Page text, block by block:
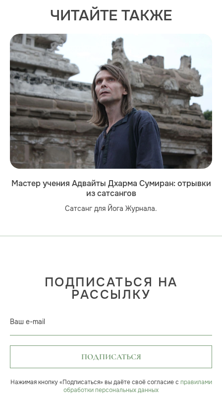
ЧИТАЙТЕ ТАКЖЕ
Мастер учения Адвайты Дхарма Сумиран: отрывки
из сатсангов
Сатсанг для Йога Журнала.
ПОДПИСАТЬСЯ НА
РАССЫЛКУ
Ваш e-mail
ПОДПИСАТЬСЯ
Нажимая кнопку «Подписаться» вы даёте своё согласие с правилами
обработки персональных данных